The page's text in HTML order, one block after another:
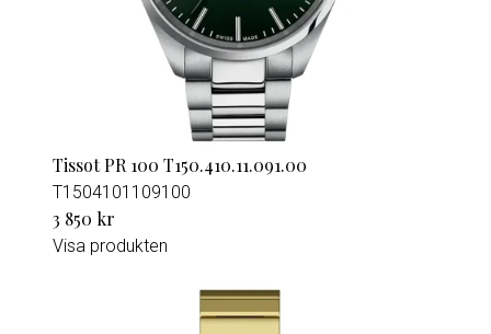
Tissot PR 100 T150.410.11.091.00
T1504101109100
3 850 kr
Visa produkten